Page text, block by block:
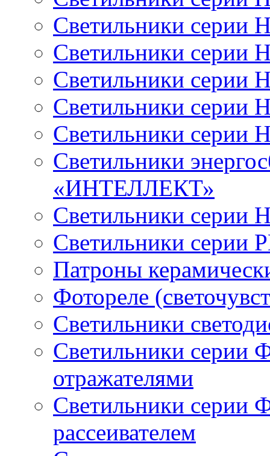
Светильники серии
Светильники серии
Светильники серии
Светильники серии
Светильники серии
Светильники
«ИНТЕЛЛЕКТ»
Светильники серии
Светильники серии
Патроны
Фотореле
Светильники
Светильники
отражателями
Светильники серии
рассеивателем